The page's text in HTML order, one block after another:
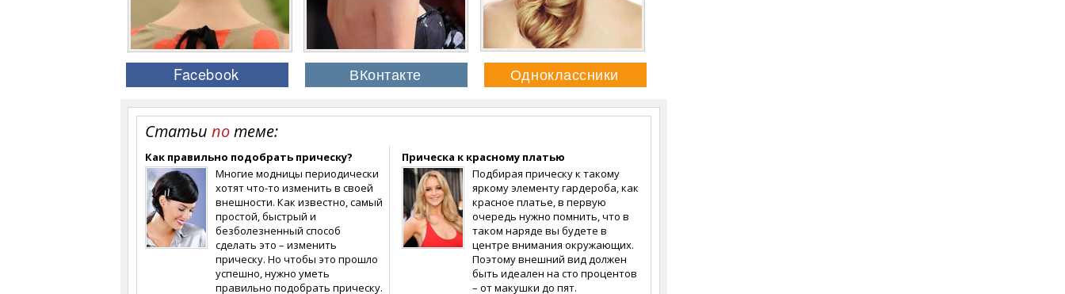
Статьи потеме:
Как правильно подобрать прическу?
Многие модницы периодически
хотят что-то изменить в своей
внешности. Как известно, самый
простой, быстрый и
безболезненный способ
сделать это – изменить
прическу. Но чтобы это прошло
успешно, нужно уметь
правильно подобрать прическу.
Прическа к красному платью
Подбирая прическу к такому
яркому элементу гардероба, как
красное платье, в первую
очередь нужно помнить, что в
таком наряде вы будете в
центре внимания окружающих.
Поэтому внешний вид должен
быть идеален на сто процентов
– от макушки до пят.